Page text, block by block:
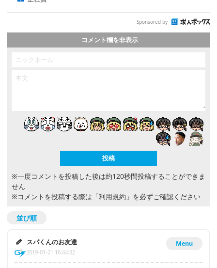
Sponsored by
コメント欄を非表示
※一度コメントを投稿した後は約120秒間投稿することができま
せん
※コメントを投稿する際は 「利用規約」 を必ずご確認ください
並び順
Menu
スパくんのお友達
2019-01-21 16:44:32